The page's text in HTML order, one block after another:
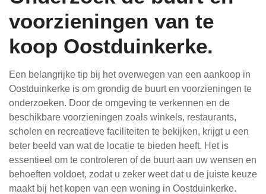
voorzieningen van te
koop Oostduinkerke.
Een belangrijke tip bij het overwegen van een aankoop in
Oostduinkerke is om grondig de buurt en voorzieningen te
onderzoeken. Door de omgeving te verkennen en de
beschikbare voorzieningen zoals winkels, restaurants,
scholen en recreatieve faciliteiten te bekijken, krijgt u een
beter beeld van wat de locatie te bieden heeft. Het is
essentieel om te controleren of de buurt aan uw wensen en
behoeften voldoet, zodat u zeker weet dat u de juiste keuze
maakt bij het kopen van een woning in Oostduinkerke.